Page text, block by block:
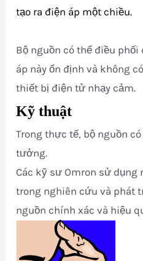
tạo ra điện áp một chiều.
Bộ nguồn có thể điều phối
áp này ổn định và không
thiết bị điện tử nhạy cảm.
Kỹ thuật
Trong thực tế, bộ nguồn
tưởng.
Các kỹ sư Omron sử dụng
trong nghiên cứu và phát
nguồn chính xác và hiệu